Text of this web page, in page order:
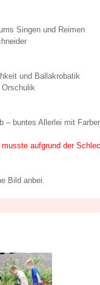
Singen und Reimen
und Ballakrobatik
Orschulik
– buntes Allerlei mit
aufgrund der
Bild anbei.